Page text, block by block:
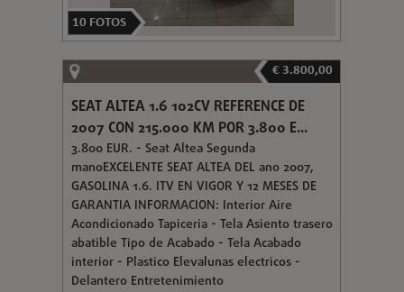
10 FOTOS
€ 3.800,00
SEAT ALTEA 1.6 102CV REFERENCE DE
2007 CON 215.000 KM POR 3.800 E...
3.800 EUR. - Seat Altea Segunda
manoEXCELENTE SEAT ALTEA DEL ano 2007,
GASOLINA 1.6. ITV EN VIGOR Y 12 MESES DE
GARANTIA INFORMACION: Interior Aire
Acondicionado Tapiceria - Tela Asiento trasero
abatible Tipo de Acabado - Tela Acabado
interior - Plastico Elevalunas electricos -
Delantero Entretenimiento